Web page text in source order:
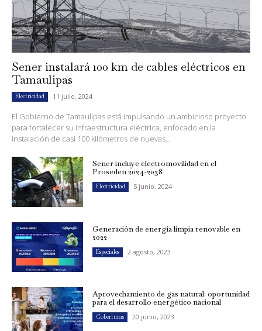
Sener instalará 100 km de cables eléctricos en
Tamaulipas
Electricidad 11 julio, 2024
El Gobierno de Tamaulipas está impulsando un ambicioso proyecto
para fortalecer su infraestructura eléctrica, enfocado en la
instalación de casi 100 kilómetros de nuevas...
Sener incluye electromovilidad en el
Proseden 2024-2038
Electricidad 5 junio, 2024
Generación de energía limpia renovable en
2022
Especiales 2 agosto, 2023
Aprovechamiento de gas natural: oportunidad
para el desarrollo energético nacional
Coberturas 20 junio, 2023